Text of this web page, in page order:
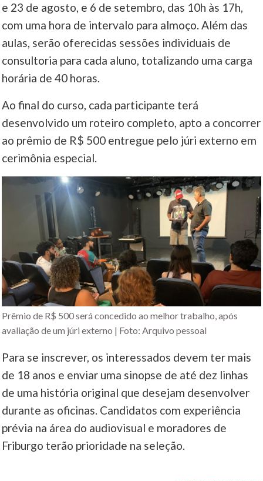
e 23 de agosto, e 6 de setembro, das 10h às 17h,
com uma hora de intervalo para almoço. Além das
aulas, serão oferecidas sessões individuais de
consultoria para cada aluno, totalizando uma carga
horária de 40 horas.
Ao final do curso, cada participante terá
desenvolvido um roteiro completo, apto a concorrer
ao prêmio de R$ 500 entregue pelo júri externo em
cerimônia especial.
Prêmio de R$ 500 será concedido ao melhor trabalho, após
avaliação de um júri externo | Foto: Arquivo pessoal
Para se inscrever, os interessados devem ter mais
de 18 anos e enviar uma sinopse de até dez linhas
de uma história original que desejam desenvolver
durante as oficinas. Candidatos com experiência
prévia na área do audiovisual e moradores de
Friburgo terão prioridade na seleção.